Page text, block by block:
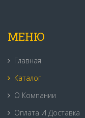
МЕНЮ
Главная
Каталог
О Компании
Оплата И Доставка